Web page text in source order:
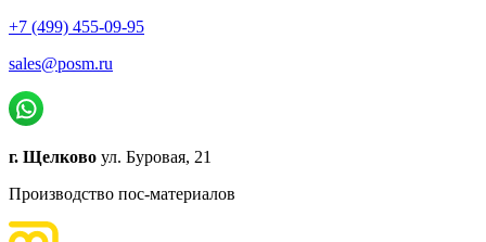
+7 (499) 455-09-95
sales@posm.ru
г. Щелково ул. Буровая, 21
Производство пос-материалов